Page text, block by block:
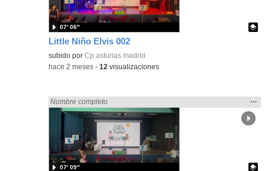
Little Niño Elvis 002
Contenido educativo.
subido porCp asturias madrid
07′ 06″
-hace 2 meses -12 visualizaciones
Encontrado «Asturias» en:
Nombre completo
la
…
07′ 09″